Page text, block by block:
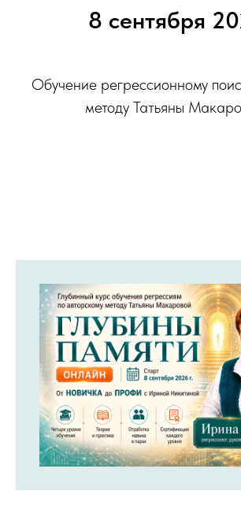
8 сентября
Обучение регрессионному
методу Татьяны